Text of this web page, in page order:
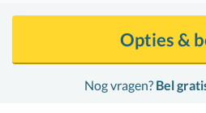
Nog vragen? Bel
Opties &